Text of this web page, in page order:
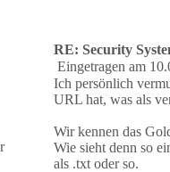
RE: Security
Eingetragen am
Ich persönlich
URL hat, was als
Wir kennen das
Wie sieht denn so
als .txt oder so.